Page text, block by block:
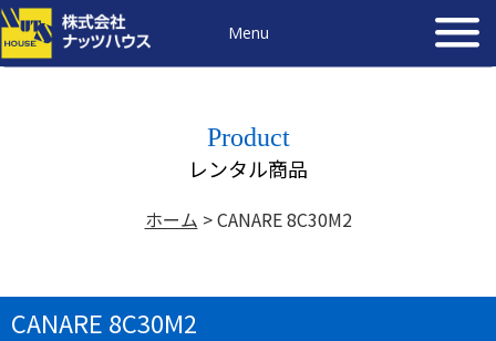
Menu
Product
レンタル商品
ホーム >CANARE 8C30M2
CANARE 8C30M2